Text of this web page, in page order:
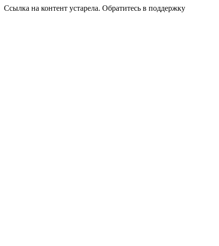
Ссылка на контент устарела. Обратитесь в поддержку